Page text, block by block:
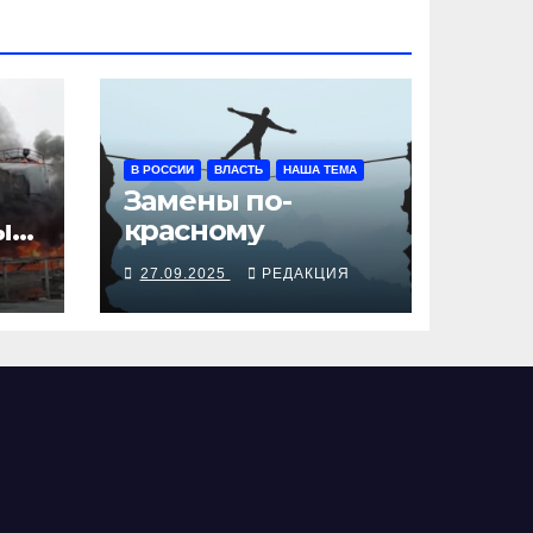
В РОССИИ ВЛАСТЬ НАША ТЕМА
Замены по-
красному
27.09.2025 РЕДАКЦИЯ